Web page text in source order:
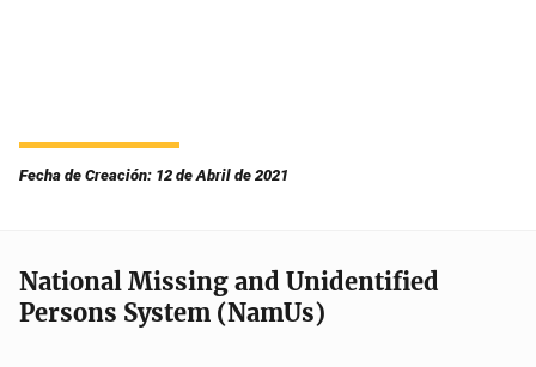
Fecha de Creación: 12 de Abril de 2021
National Missing and Unidentified
Persons System (NamUs)